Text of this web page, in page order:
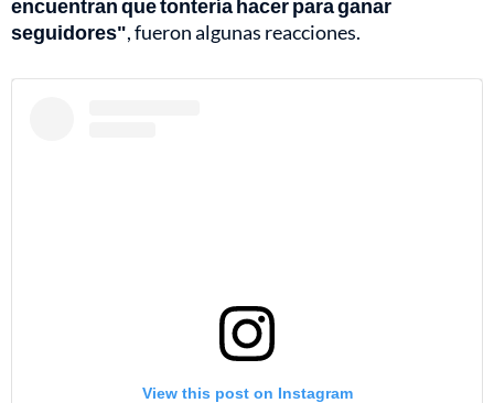
encuentran que tontería hacer para ganar
seguidores", fueron algunas reacciones.
View this post on Instagram